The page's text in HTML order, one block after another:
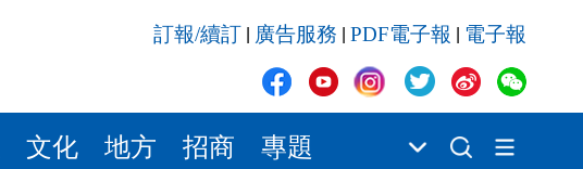
訂報/續訂 廣告服務 PDF電子報 電子報
文化 地方 招商 專題
20:39
21:04